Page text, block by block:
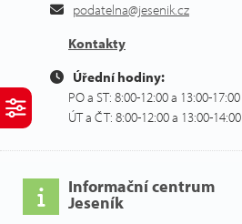
podatelna@jesenik.cz
Kontakty
Úřední hodiny:
PO a ST: 8:00-12:00 a 13:00-17:00
ÚT a ČT: 8:00-12:00 a 13:00-14:00
Informační centrum
Jeseník